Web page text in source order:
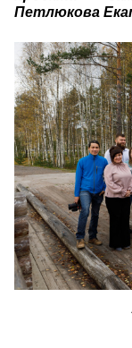
Петлюкова